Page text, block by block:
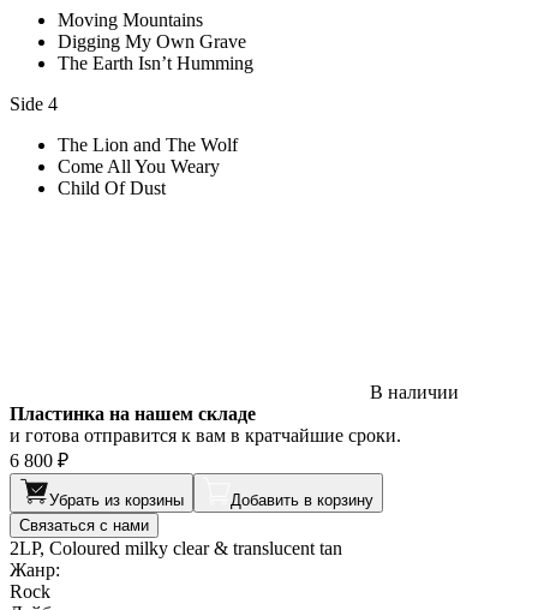
Moving Mountains
Digging My Own Grave
The Earth Isn’t Humming
Side 4
The Lion and The Wolf
Come All You Weary
Child Of Dust
В наличии
Пластинка на нашем складе
и готова отправится к вам в кратчайшие сроки.
6 800 ₽
Убрать из корзины
Добавить в корзину
Связаться с нами
2LP, Coloured milky clear & translucent tan
Жанр:
Rock